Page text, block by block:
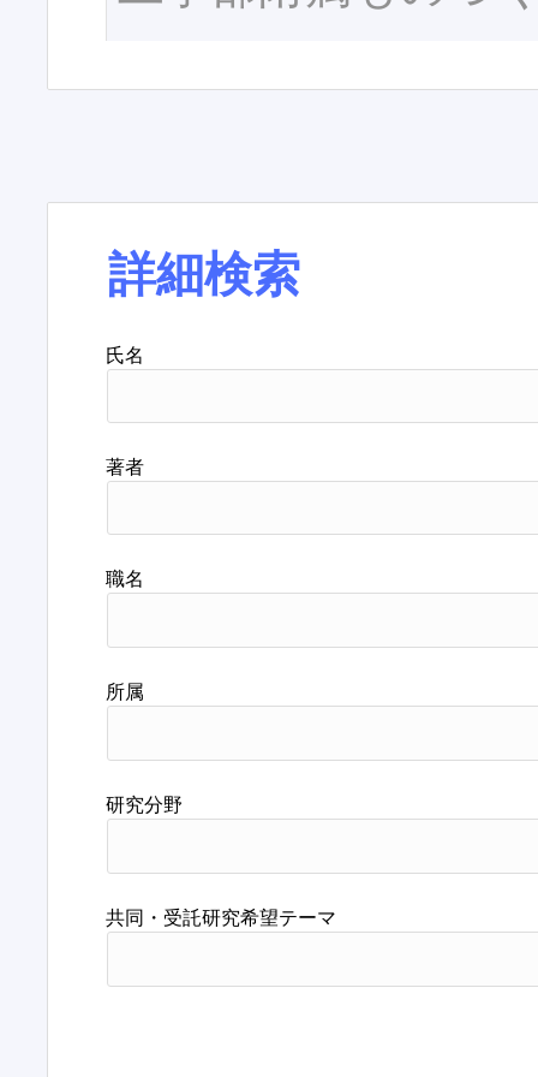
詳細検索
氏名
著者
職名
所属
研究分野
共同・受託研究希望テーマ